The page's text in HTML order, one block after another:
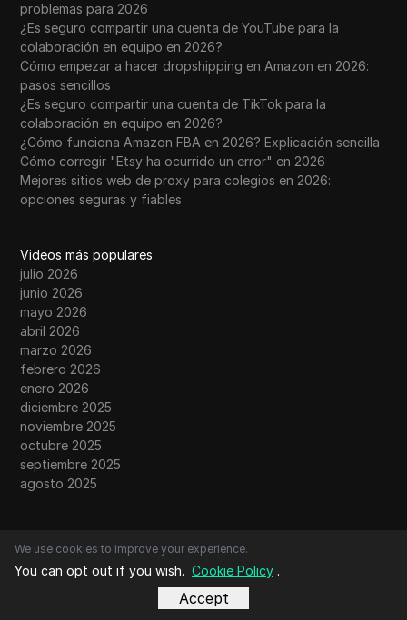
problemas para 2026
¿Es seguro compartir una cuenta de YouTube para la
colaboración en equipo en 2026?
Cómo empezar a hacer dropshipping en Amazon en 2026:
pasos sencillos
¿Es seguro compartir una cuenta de TikTok para la
colaboración en equipo en 2026?
¿Cómo funciona Amazon FBA en 2026? Explicación sencilla
Cómo corregir "Etsy ha ocurrido un error" en 2026
Mejores sitios web de proxy para colegios en 2026:
opciones seguras y fiables
Videos más populares
julio 2026
junio 2026
mayo 2026
abril 2026
marzo 2026
febrero 2026
enero 2026
diciembre 2025
noviembre 2025
octubre 2025
septiembre 2025
agosto 2025
Contáctanos
We use cookies to improve your experience.
You can opt out if you wish. Cookie Policy .
Accept